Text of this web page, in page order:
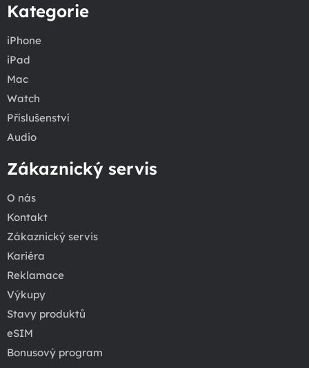
Kategorie
iPhone
iPad
Mac
Watch
Příslušenství
Audio
Zákaznický servis
O nás
Kontakt
Zákaznický servis
Kariéra
Reklamace
Výkupy
Stavy produktů
eSIM
Bonusový program